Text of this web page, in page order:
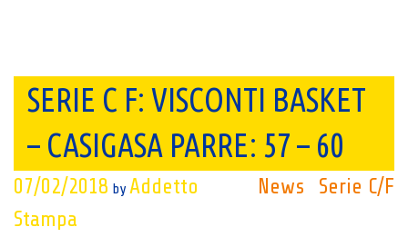
SERIE C F: VISCONTI BASKET
– CASIGASA PARRE: 57 – 60
News Serie C/F
07/02/2018 by Addetto
Stampa